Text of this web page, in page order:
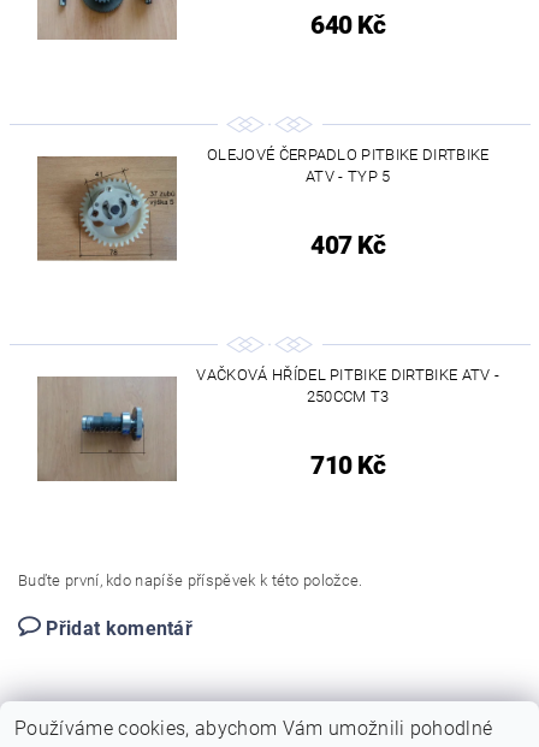
640 Kč
OLEJOVÉ ČERPADLO PITBIKE DIRTBIKE
ATV - TYP 5
407 Kč
VAČKOVÁ HŘÍDEL PITBIKE DIRTBIKE ATV -
250CCM T3
710 Kč
Buďte první, kdo napíše příspěvek k této položce.
Přidat komentář
Používáme cookies, abychom Vám umožnili pohodlné